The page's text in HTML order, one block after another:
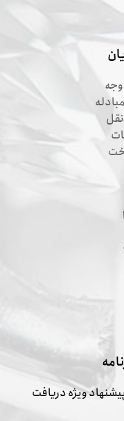
ویژه دریافت